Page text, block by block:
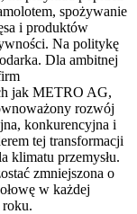
spożywanie
i produktów
Na politykę
Dla ambitnej
jak METRO AG,
rozwój
konkurencyjna i
tej transformacji
klimatu przemysłu.
zmniejszona o
w każdej
roku.